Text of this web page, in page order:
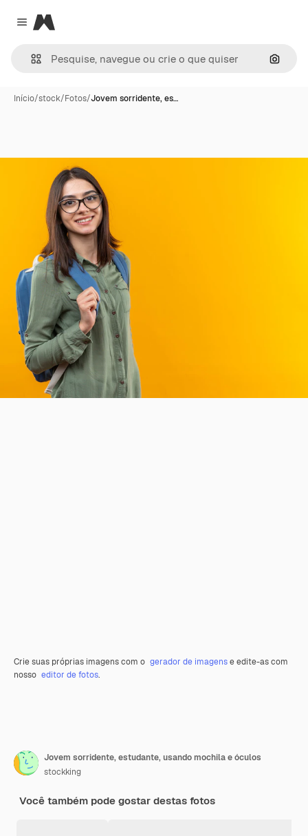
Close menu
Magnific
Início/stock/Fotos/Jovem sorridente, es…
Crie suas próprias imagens com o gerador de imagense edite-as com
nosso editor de fotos.
Jovem sorridente, estudante, usando mochila e óculos
stockking
Você também pode gostar destas fotos